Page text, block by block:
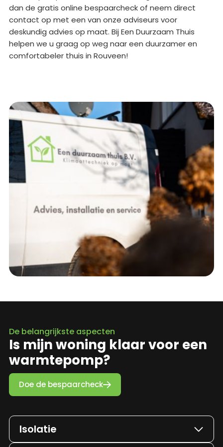
dan de gratis online bespaarcheck of neem direct
contact op met een van onze adviseurs voor
deskundig advies op maat. Bij Een Duurzaam Thuis
helpen we u graag op weg naar een duurzamer en
comfortabeler thuis in Rouveen!
De belangrijkste aspecten
Is mijn woning klaar voor een
warmtepomp?
Doe de bespaarcheck
Isolatie 